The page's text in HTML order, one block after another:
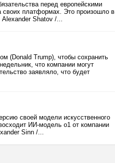
перед европейскими
своих платформах. Это произошло в
Alexander Shatov /...
(Donald Trump), чтобы сохранить
что компании могут
заявляло, что будет
своей модели искусственного
ИИ-модель o1 от компании
Sinn /...